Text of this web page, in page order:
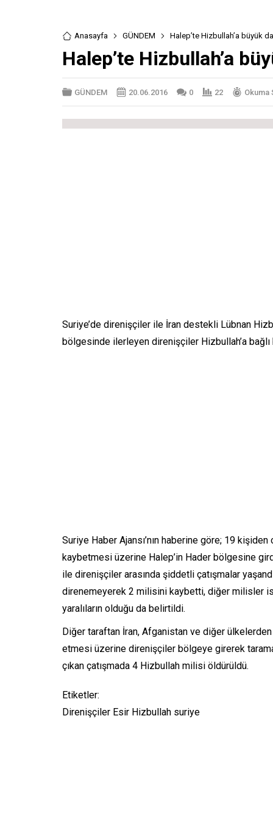
Anasayfa GÜNDEM Halep’te Hizbullah’a büyük
Halep’te Hizbullah’a
GÜNDEM 20.06.2016 0 22 Okuma
Suriye’de direnişçiler ile İran destekli Lübnan
bölgesinde ilerleyen direnişçiler Hizbullah’a
Suriye Haber Ajansı’nın haberine göre; 19
kaybetmesi üzerine Halep’in Hader bölgesine
ile direnişçiler arasında şiddetli çatışmalar
direnemeyerek 2 milisini kaybetti, diğer milisler
yaralıların olduğu da belirtildi.
Diğer taraftan İran, Afganistan ve diğer
etmesi üzerine direnişçiler bölgeye girerek
çıkan çatışmada 4 Hizbullah milisi öldürüldü.
Etiketler:
Direnişçiler Esir Hizbullah suriye